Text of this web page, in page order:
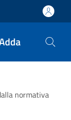
normativa